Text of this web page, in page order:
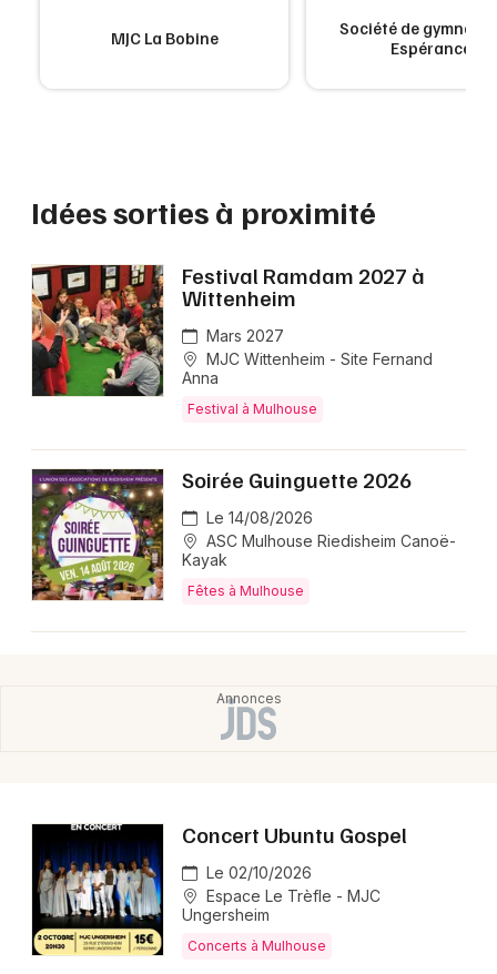
MJC La Bobine
Société de
Espérance
Idées sorties à proximité
Festival Ramdam 2027 à
Wittenheim
Mars 2027
MJC Wittenheim - Site Fernand
Anna
Festival à Mulhouse
Soirée Guinguette 2026
Le 14/08/2026
ASC Mulhouse Riedisheim Canoë-
Kayak
Fêtes à Mulhouse
Concert Ubuntu Gospel
Le 02/10/2026
Espace Le Trèfle - MJC
Ungersheim
Concerts à Mulhouse